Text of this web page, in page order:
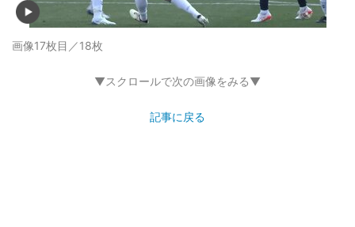
画像17枚目／18枚
▼スクロールで次の画像をみる▼
記事に戻る